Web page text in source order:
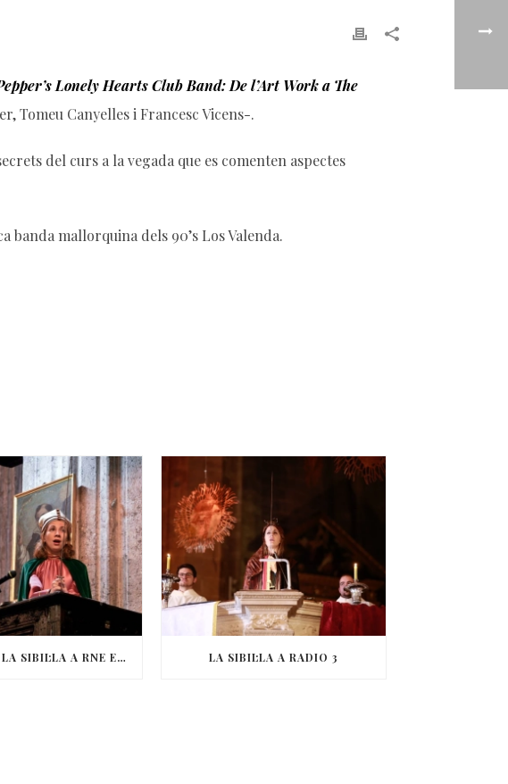
Lonely Hearts Club Band: De l’Art Work a The
Tomeu Canyelles i Francesc Vicens-.
del curs a la vegada que es comenten aspectes
banda mallorquina dels 90’s Los Valenda.
EL CANT DE LA SIBIL·LA A RNE EXTERIOR LA SIBIL·LA A RADIO 3